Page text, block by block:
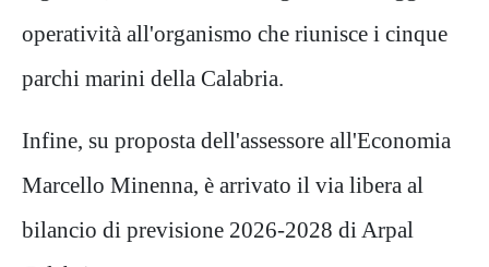
operatività all'organismo che riunisce i cinque
parchi marini della Calabria.
Infine, su proposta dell'assessore all'Economia
Marcello Minenna, è arrivato il via libera al
bilancio di previsione 2026-2028 di Arpal